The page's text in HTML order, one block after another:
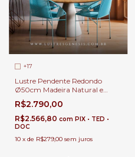
+17
Lustre Pendente Redondo
Ø50cm Madeira Natural e
Tecido Bege 1xE-27 Para Sala de
Estar e Jantar Rústica | Linha
Carimbó
R$2.790,00
R$2.566,80 com PIX • TED •
DOC
10 x de R$279,00 sem juros